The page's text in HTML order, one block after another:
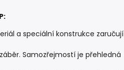
a speciální konstrukce zaručují
Samozřejmostí je přehledná